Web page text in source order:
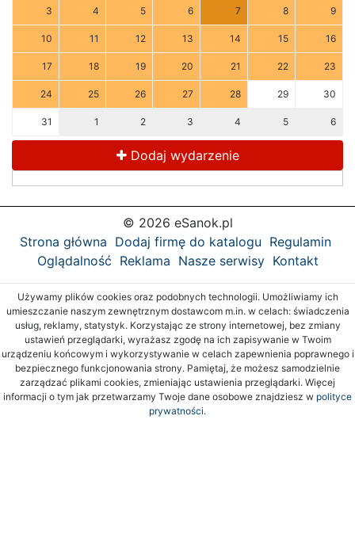
3 4 5 6 7 8 9
10 11 12 13 14 15 16
17 18 19 20 21 22 23
24 25 26 27 28 29 30
31 1 2 3 4 5 6
Dodaj wydarzenie
© 2026 eSanok.pl
Strona główna Dodaj firmę do katalogu Regulamin
Oglądalność Reklama Nasze serwisy Kontakt
Używamy plików cookies oraz podobnych technologii. Umożliwiamy ich
umieszczanie naszym zewnętrznym dostawcom m.in. w celach: świadczenia
usług, reklamy, statystyk. Korzystając ze strony internetowej, bez zmiany
ustawień przeglądarki, wyrażasz zgodę na ich zapisywanie w Twoim
urządzeniu końcowym i wykorzystywanie w celach zapewnienia poprawnego i
bezpiecznego funkcjonowania strony. Pamiętaj, że możesz samodzielnie
zarządzać plikami cookies, zmieniając ustawienia przeglądarki. Więcej
informacji o tym jak przetwarzamy Twoje dane osobowe znajdziesz w polityce
prywatności.